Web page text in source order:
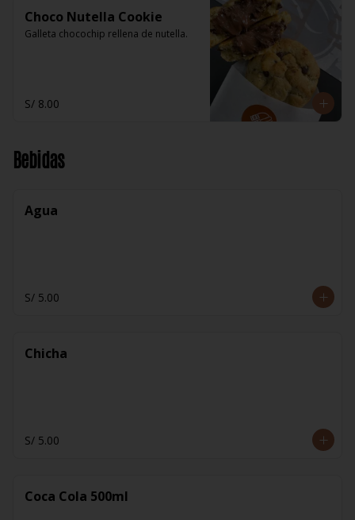
Choco Nutella Cookie
Galleta chocochip rellena de nutella.
S/ 8.00
Bebidas
Agua
S/ 5.00
Chicha
S/ 5.00
Coca Cola 500ml